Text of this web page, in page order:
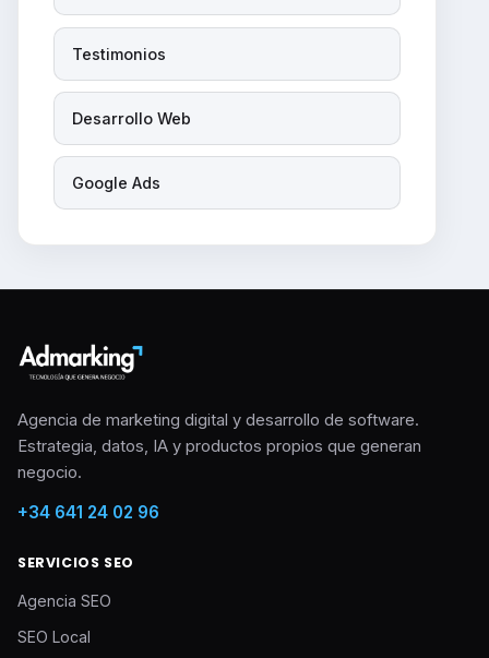
Testimonios
Desarrollo Web
Google Ads
Agencia de marketing digital y desarrollo de software.
Estrategia, datos, IA y productos propios que generan
negocio.
+34 641 24 02 96
SERVICIOS SEO
Agencia SEO
SEO Local